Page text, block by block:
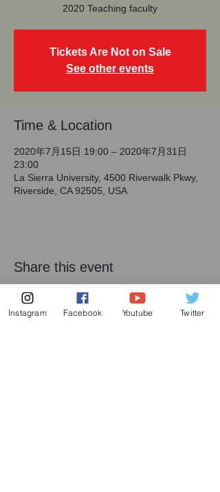
2020 Teaching faculty
Tickets Are Not on Sale
See other events
Time & Location
2020年7月15日 19:00 – 2020年7月31日
23:00
La Sierra University, 4500 Riverwalk Pkwy,
Riverside, CA 92505, USA
Share this event
Instagram Facebook Youtube Twitter